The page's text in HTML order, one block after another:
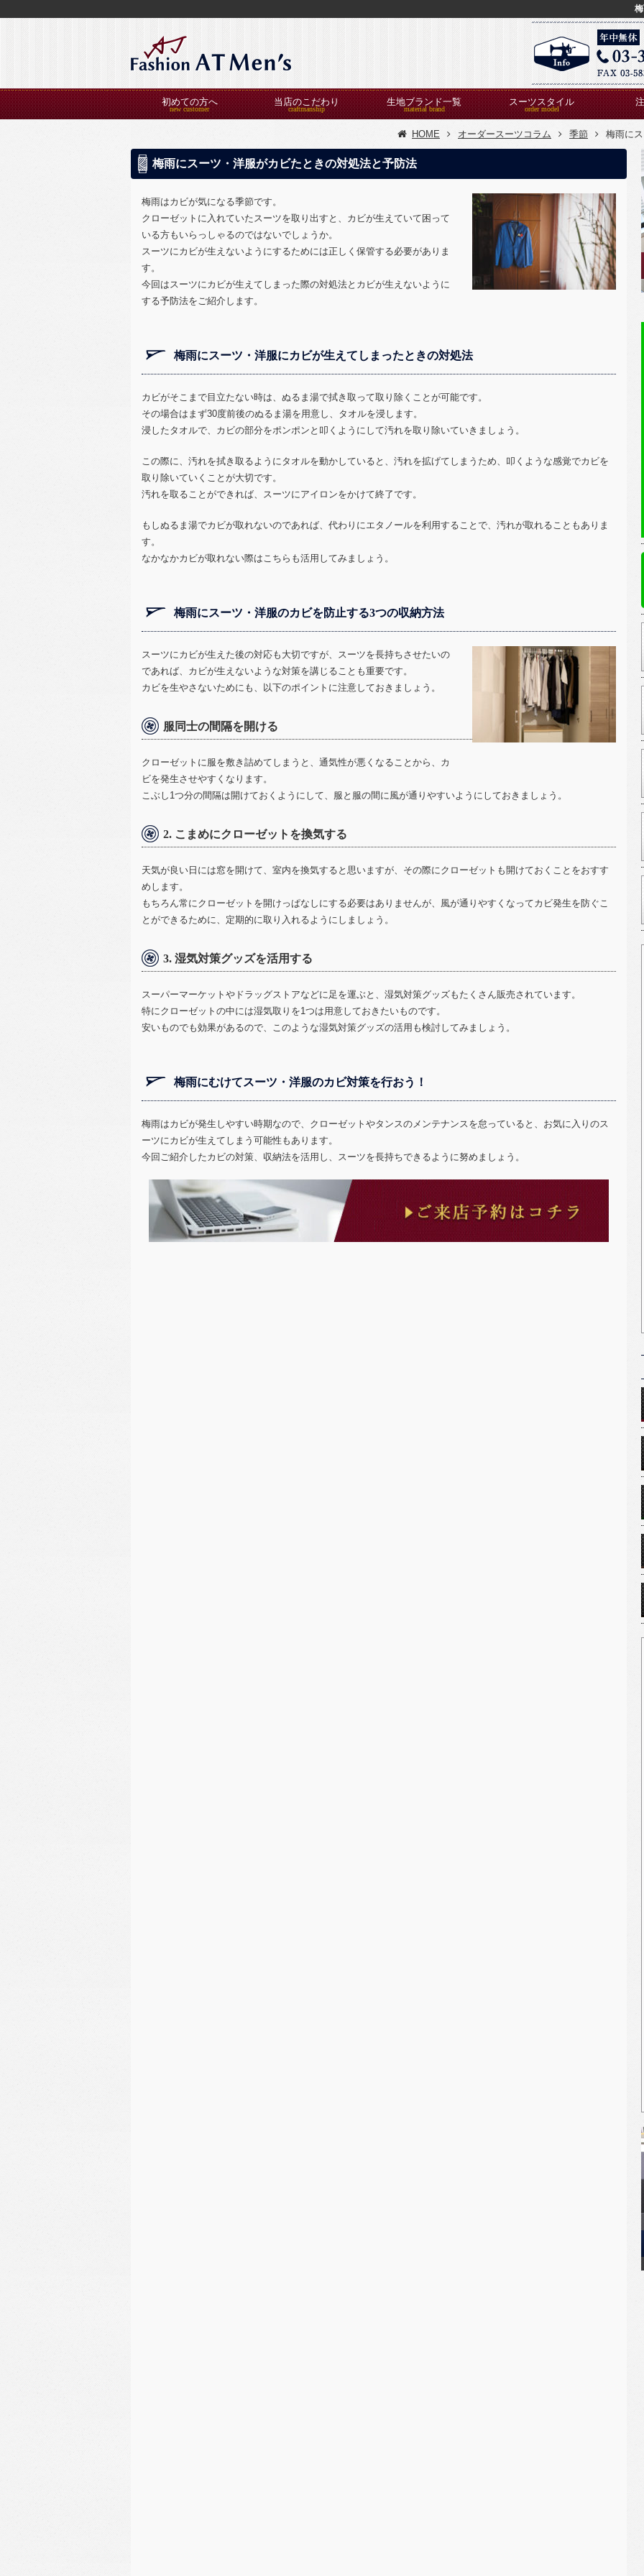
初めての方へ 当店のこだわり 生地ブランド一覧 スーツスタイル
HOME オーダースーツコラム 季節 梅雨に
梅雨にスーツ・洋服がカビたときの対処法と予防法
梅雨はカビが気になる季節です。
クローゼットに入れていたスーツを取り出すと、カビが生えていて困って
いる方もいらっしゃるのではないでしょうか。
スーツにカビが生えないようにするためには正しく保管する必要がありま
す。
今回はスーツにカビが生えてしまった際の対処法とカビが生えないように
する予防法をご紹介します。
梅雨にスーツ・洋服にカビが生えてしまったときの対処法
カビがそこまで目立たない時は、ぬるま湯で拭き取って取り除くことが可能です。
その場合はまず30度前後のぬるま湯を用意し、タオルを浸します。
浸したタオルで、カビの部分をポンポンと叩くようにして汚れを取り除いていきましょう。
この際に、汚れを拭き取るようにタオルを動かしていると、汚れを拡げてしまうため、叩くような感覚でカビを
取り除いていくことが大切です。
汚れを取ることができれば、スーツにアイロンをかけて終了です。
もしぬるま湯でカビが取れないのであれば、代わりにエタノールを利用することで、汚れが取れることもありま
す。
なかなかカビが取れない際はこちらも活用してみましょう。
梅雨にスーツ・洋服のカビを防止する3つの収納方法
スーツにカビが生えた後の対応も大切ですが、スーツを長持ちさせたいの
であれば、カビが生えないような対策を講じることも重要です。
カビを生やさないためにも、以下のポイントに注意しておきましょう。
服同士の間隔を開ける
クローゼットに服を敷き詰めてしまうと、通気性が悪くなることから、カ
ビを発生させやすくなります。
こぶし1つ分の間隔は開けておくようにして、服と服の間に風が通りやすいようにしておきましょう。
2. こまめにクローゼットを換気する
天気が良い日には窓を開けて、室内を換気すると思いますが、その際にクローゼットも開けておくことをおすす
めします。
もちろん常にクローゼットを開けっぱなしにする必要はありませんが、風が通りやすくなってカビ発生を防ぐこ
とができるために、定期的に取り入れるようにしましょう。
3. 湿気対策グッズを活用する
スーパーマーケットやドラッグストアなどに足を運ぶと、湿気対策グッズもたくさん販売されています。
特にクローゼットの中には湿気取りを1つは用意しておきたいものです。
安いものでも効果があるので、このような湿気対策グッズの活用も検討してみましょう。
梅雨にむけてスーツ・洋服のカビ対策を行おう！
梅雨はカビが発生しやすい時期なので、クローゼットやタンスのメンテナンスを怠っていると、お気に入りのス
ーツにカビが生えてしまう可能性もあります。
今回ご紹介したカビの対策、収納法を活用し、スーツを長持ちできるように努めましょう。